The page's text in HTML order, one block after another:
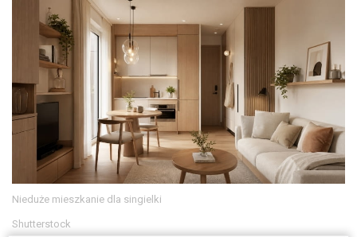
Nieduże mieszkanie dla singielki
Shutterstock